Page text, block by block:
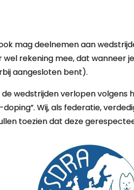
mag deelnemen aan
wel rekening mee, dat
aangesloten bent).
wedstrijden verlopen
Wij, als federatie,
toezien dat deze